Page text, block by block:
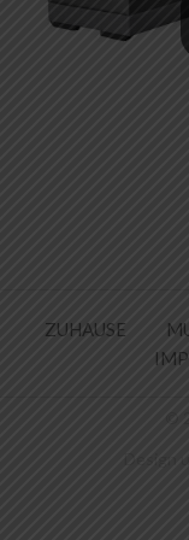
ZUHAUSE